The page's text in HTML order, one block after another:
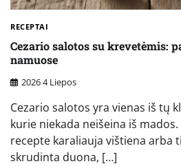
RECEPTAI
Cezario salotos su krevetėmis:
namuose
2026 4 Liepos
Cezario salotos yra vienas iš tų
kurie niekada neišeina iš
recepte karaliauja vištiena arba
skrudinta duona, […]